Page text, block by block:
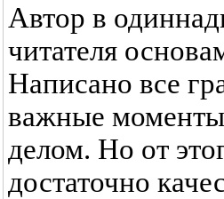
Автор в
читателя
Написано все
важные
делом. Но от
достаточно